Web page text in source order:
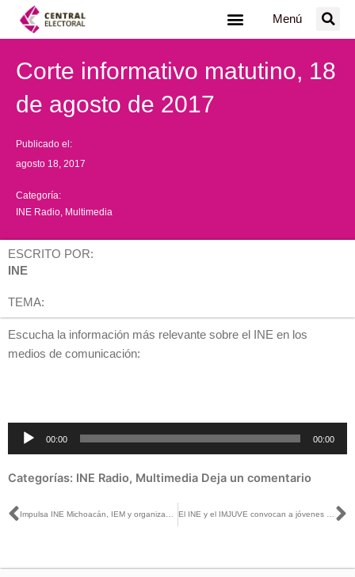
Menú
Corte informativo matutino, 18
de agosto de 2017
Publicado el:
agosto 18, 2017
Categoría:
INE Radio Multimedia
ESCRITO POR:
INE
TEMA:
Escucha la información más relevante sobre el INE en los
medios de comunicación:
Reproductor
00:00 00:00
Categorías: INE Radio, Multimedia Deja un comentario
Ant